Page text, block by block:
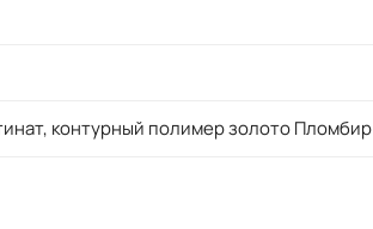
контурный полимер золото Пломбир